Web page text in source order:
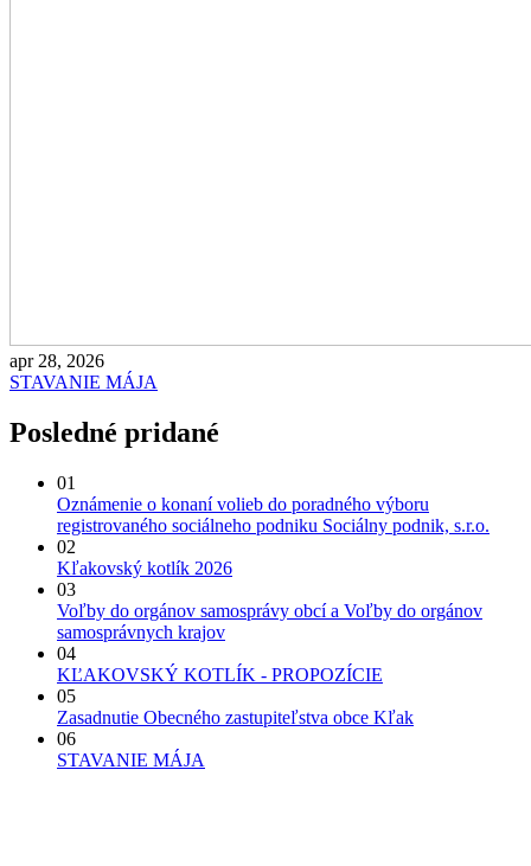
apr 28, 2026
STAVANIE MÁJA
Posledné pridané
01
Oznámenie o konaní volieb do poradného výboru
registrovaného sociálneho podniku Sociálny podnik, s.r.o.
02
Kľakovský kotlík 2026
03
Voľby do orgánov samosprávy obcí a Voľby do orgánov
samosprávnych krajov
04
KĽAKOVSKÝ KOTLÍK - PROPOZÍCIE
05
Zasadnutie Obecného zastupiteľstva obce Kľak
06
STAVANIE MÁJA